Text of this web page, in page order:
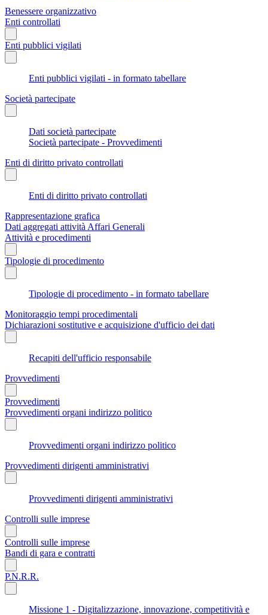
Benessere organizzativo
Enti controllati
Enti pubblici vigilati
Enti pubblici vigilati - in formato tabellare
Società partecipate
Dati società partecipate
Società partecipate - Provvedimenti
Enti di diritto privato controllati
Enti di diritto privato controllati
Rappresentazione grafica
Dati aggregati attività Affari Generali
Attività e procedimenti
Tipologie di procedimento
Tipologie di procedimento - in formato tabellare
Monitoraggio tempi procedimentali
Dichiarazioni sostitutive e acquisizione d'ufficio dei dati
Recapiti dell'ufficio responsabile
Provvedimenti
Provvedimenti
Provvedimenti organi indirizzo politico
Provvedimenti organi indirizzo politico
Provvedimenti dirigenti amministrativi
Provvedimenti dirigenti amministrativi
Controlli sulle imprese
Controlli sulle imprese
Bandi di gara e contratti
P.N.R.R.
Missione 1 - Digitalizzazione, innovazione, competitività e